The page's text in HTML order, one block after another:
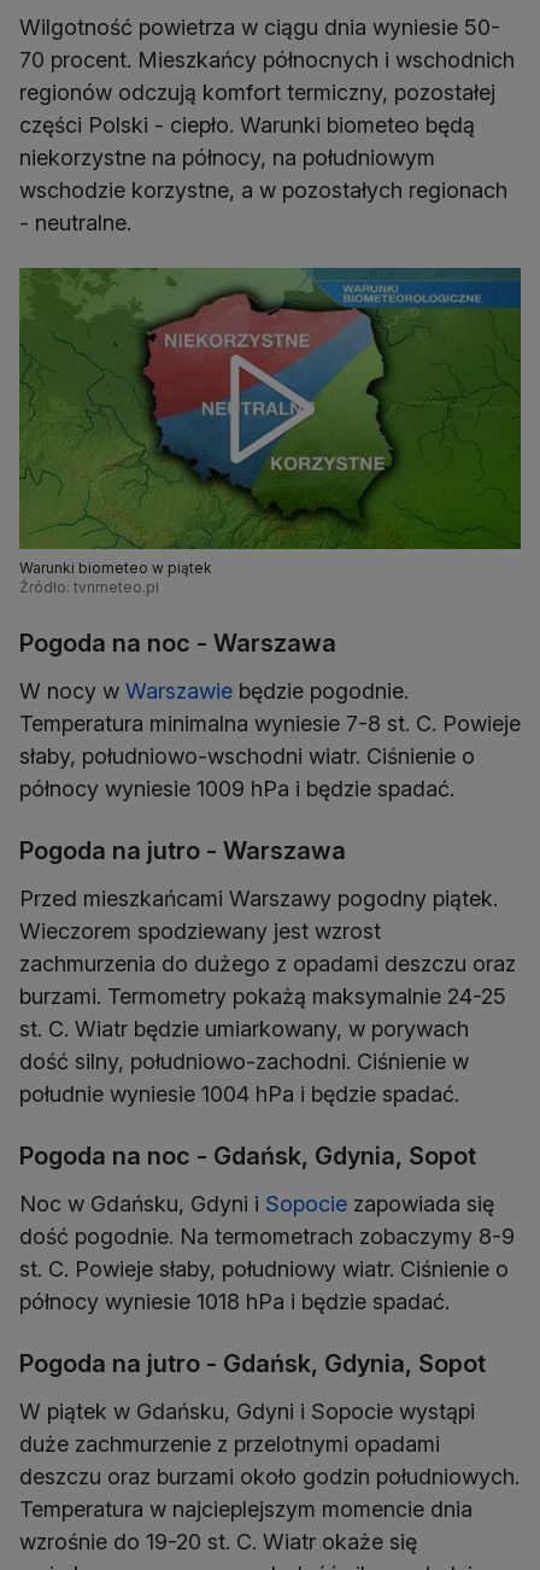
Wilgotność powietrza w ciągu dnia wyniesie 50-
70 procent. Mieszkańcy północnych i wschodnich
regionów odczują komfort termiczny, pozostałej
części Polski - ciepło. Warunki biometeo będą
niekorzystne na północy, na południowym
wschodzie korzystne, a w pozostałych regionach
- neutralne.
Warunki biometeo w piątek
Źródło: tvnmeteo.pl
Pogoda na noc - Warszawa
W nocy w Warszawie będzie pogodnie.
Temperatura minimalna wyniesie 7-8 st. C. Powieje
słaby, południowo-wschodni wiatr. Ciśnienie o
północy wyniesie 1009 hPa i będzie spadać.
Pogoda na jutro - Warszawa
Przed mieszkańcami Warszawy pogodny piątek.
Wieczorem spodziewany jest wzrost
zachmurzenia do dużego z opadami deszczu oraz
burzami. Termometry pokażą maksymalnie 24-25
st. C. Wiatr będzie umiarkowany, w porywach
dość silny, południowo-zachodni. Ciśnienie w
południe wyniesie 1004 hPa i będzie spadać.
Pogoda na noc - Gdańsk, Gdynia, Sopot
Noc w Gdańsku, Gdyni i Sopocie zapowiada się
dość pogodnie. Na termometrach zobaczymy 8-9
st. C. Powieje słaby, południowy wiatr. Ciśnienie o
północy wyniesie 1018 hPa i będzie spadać.
Pogoda na jutro - Gdańsk, Gdynia, Sopot
W piątek w Gdańsku, Gdyni i Sopocie wystąpi
duże zachmurzenie z przelotnymi opadami
deszczu oraz burzami około godzin południowych.
Temperatura w najcieplejszym momencie dnia
wzrośnie do 19-20 st. C. Wiatr okaże się